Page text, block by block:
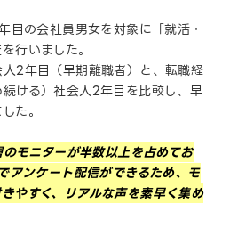
目の会社員男女を対象に「就活・
行いました。
2年目（早期離職者）と、転職経
ける）社会人2年目を比較し、早
た。
モニターが半数以上を占めてお
アンケート配信ができるため、モ
やすく、リアルな声を素早く集め